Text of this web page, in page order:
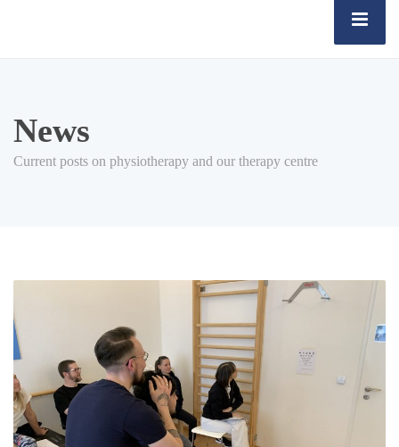
News
Current posts on physiotherapy and our therapy centre